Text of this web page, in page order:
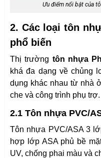
Ưu điểm nổi bật của
2. Các loại tôn
phổ biến
Thị trường tôn nhựa
khá đa dạng về chủng
dụng khác nhau từ nhà
che và công trình phụ trợ.
2.1 Tôn nhựa PVC/
Tôn nhựa PVC/ASA 3
hợp lớp ASA phủ bề
UV, chống phai màu và